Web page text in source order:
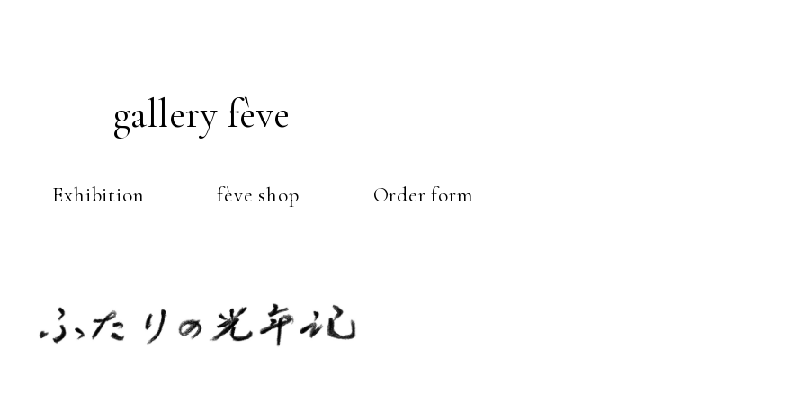
gallery fève
Exhibition fève shop Order form